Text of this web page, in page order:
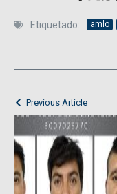
Etiquetado: amlo
Previous Article